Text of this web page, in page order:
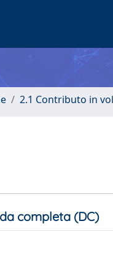
2.1 Contributo in
completa (DC)